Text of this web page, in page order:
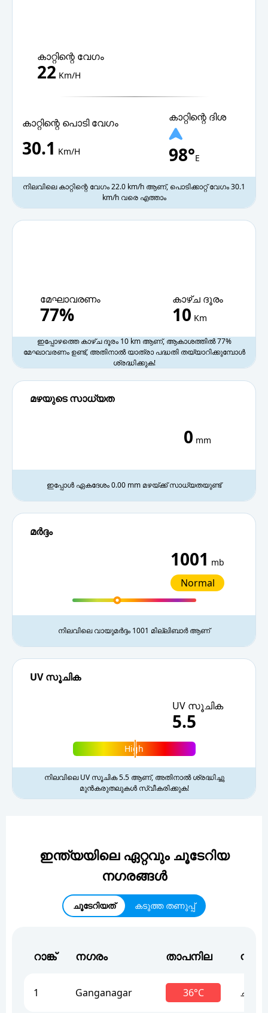
കാറ്റിന്റെ വേഗം
22Km/H
കാറ്റിന്റെ പൊടി വേഗം
30.1 Km/H
കാറ്റിന്റെ ദിശ
98°E
നിലവിലെ കാറ്റിന്റെ വേഗം 22.0 km/h ആണ്, പൊടിക്കാറ്റ് വേഗം 30.1
km/h വരെ എത്താം
മേഘാവരണം
77%
കാഴ്ച ദൂരം
10 Km
ഇപ്പോഴത്തെ കാഴ്ച ദൂരം 10 km ആണ്, ആകാശത്തിൽ 77%
മേഘാവരണം ഉണ്ട്, അതിനാൽ യാത്രാ പദ്ധതി തയ്യാറിക്കുമ്പോൾ
ശ്രദ്ധിക്കുക!
മഴയുടെ സാധ്യത
0 mm
ഇപ്പോൾ ഏകദേശം 0.00 mm മഴയ്ക്ക് സാധ്യതയുണ്ട്
മർദ്ദം
1001 mb
Normal
നിലവിലെ വായുമർദ്ദം 1001 മില്ലിബാർ ആണ്
UV സൂചിക
UV സൂചിക
5.5
High
നിലവിലെ UV സൂചിക 5.5 ആണ്, അതിനാൽ ശ്രദ്ധിച്ചു
മുൻകരുതലുകൾ സ്വീകരിക്കുക!
ഇന്ത്യയിലെ ഏറ്റവും ചൂടേറിയ
നഗരങ്ങൾ
ചൂടേറിയത് കടുത്ത തണുപ്പ്
റാങ്ക് നഗരം താപനില
1 Ganganagar 36°C ചൂട്